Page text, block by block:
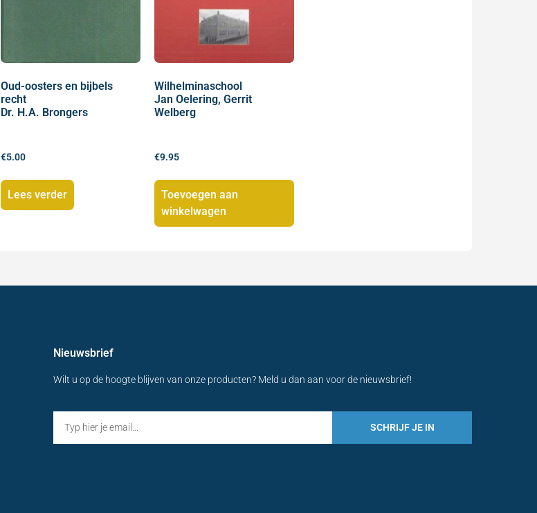
Oud-oosters en bijbels
recht
Dr. H.A. Brongers
€5.00
Lees verder
Wilhelminaschool
Jan Oelering, Gerrit
Welberg
€9.95
Toevoegen aan
winkelwagen
Nieuwsbrief
Wilt u op de hoogte blijven van onze producten? Meld u dan aan voor de nieuwsbrief!
SCHRIJF JE IN